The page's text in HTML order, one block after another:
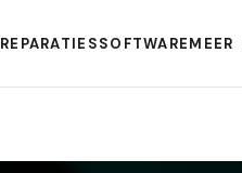
REPARATIESSOFTWAREMEER